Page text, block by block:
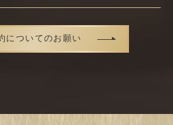
についてのお願い